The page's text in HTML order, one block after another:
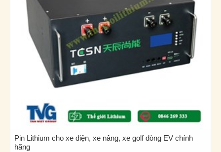
Pin Lithium cho xe điện, xe nâng, xe golf dòng EV chính
hãng